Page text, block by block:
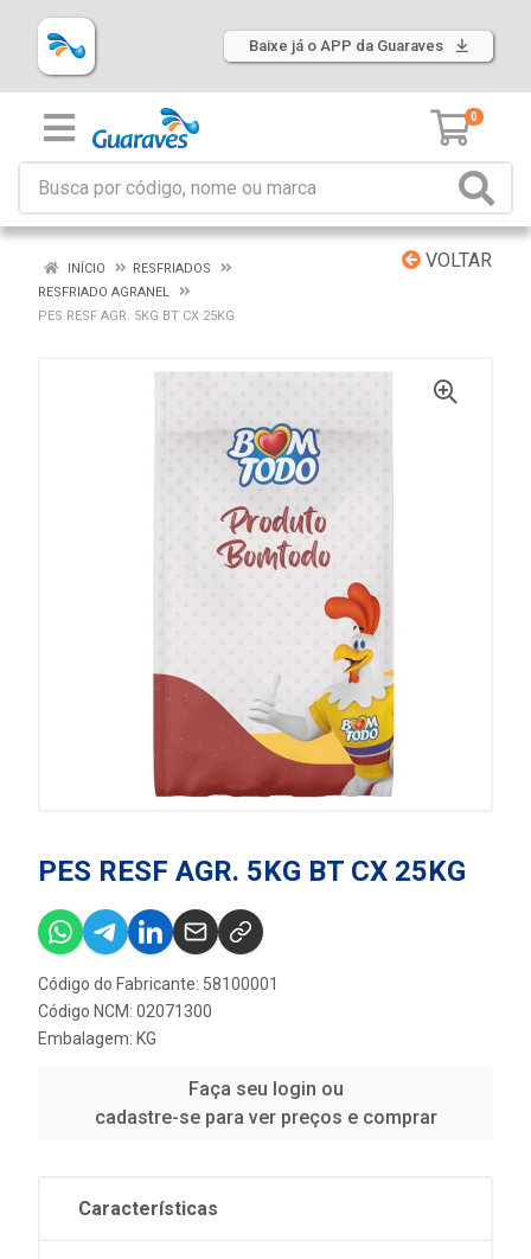
Baixe já o APP da Guaraves
0
VOLTAR
INÍCIO
RESFRIADOS
RESFRIADO AGRANEL
PES RESF AGR. 5KG BT CX 25KG
PES RESF AGR. 5KG BT CX 25KG
Código do Fabricante: 58100001
Código NCM: 02071300
Embalagem: KG
Faça seu login ou
cadastre-se para ver preços e comprar
Características